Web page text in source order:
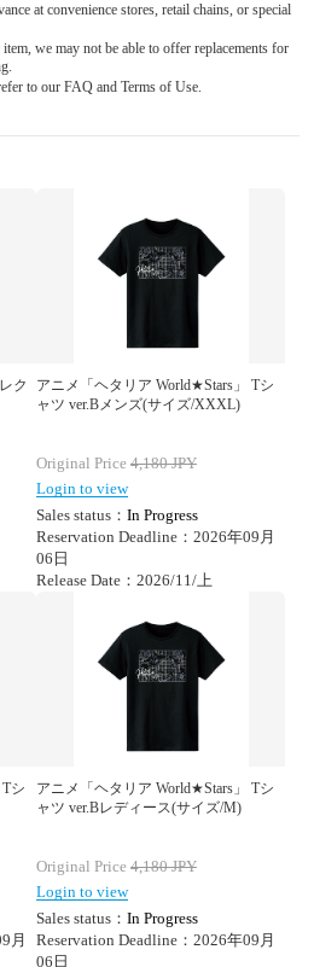
at convenience stores, retail chains, or special
we may not be able to offer replacements for
to our FAQ and Terms of Use.
ク
アニメ「ヘタリア World★Stars」 Tシ
ャツ ver.Bメンズ(サイズ/XXXL)
Original Price 4,180JPY
Login to view
Sales status： In Progress
Reservation Deadline：2026年09月
06日
Release Date：2026/11/上
シ
月
アニメ「ヘタリア World★Stars」 Tシ
ャツ ver.Bレディース(サイズ/M)
Original Price 4,180JPY
Login to view
Sales status： In Progress
Reservation Deadline：2026年09月
06日